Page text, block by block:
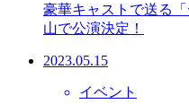
豪華キャストで送る
山で公演決定！
2023.05.15
イベント